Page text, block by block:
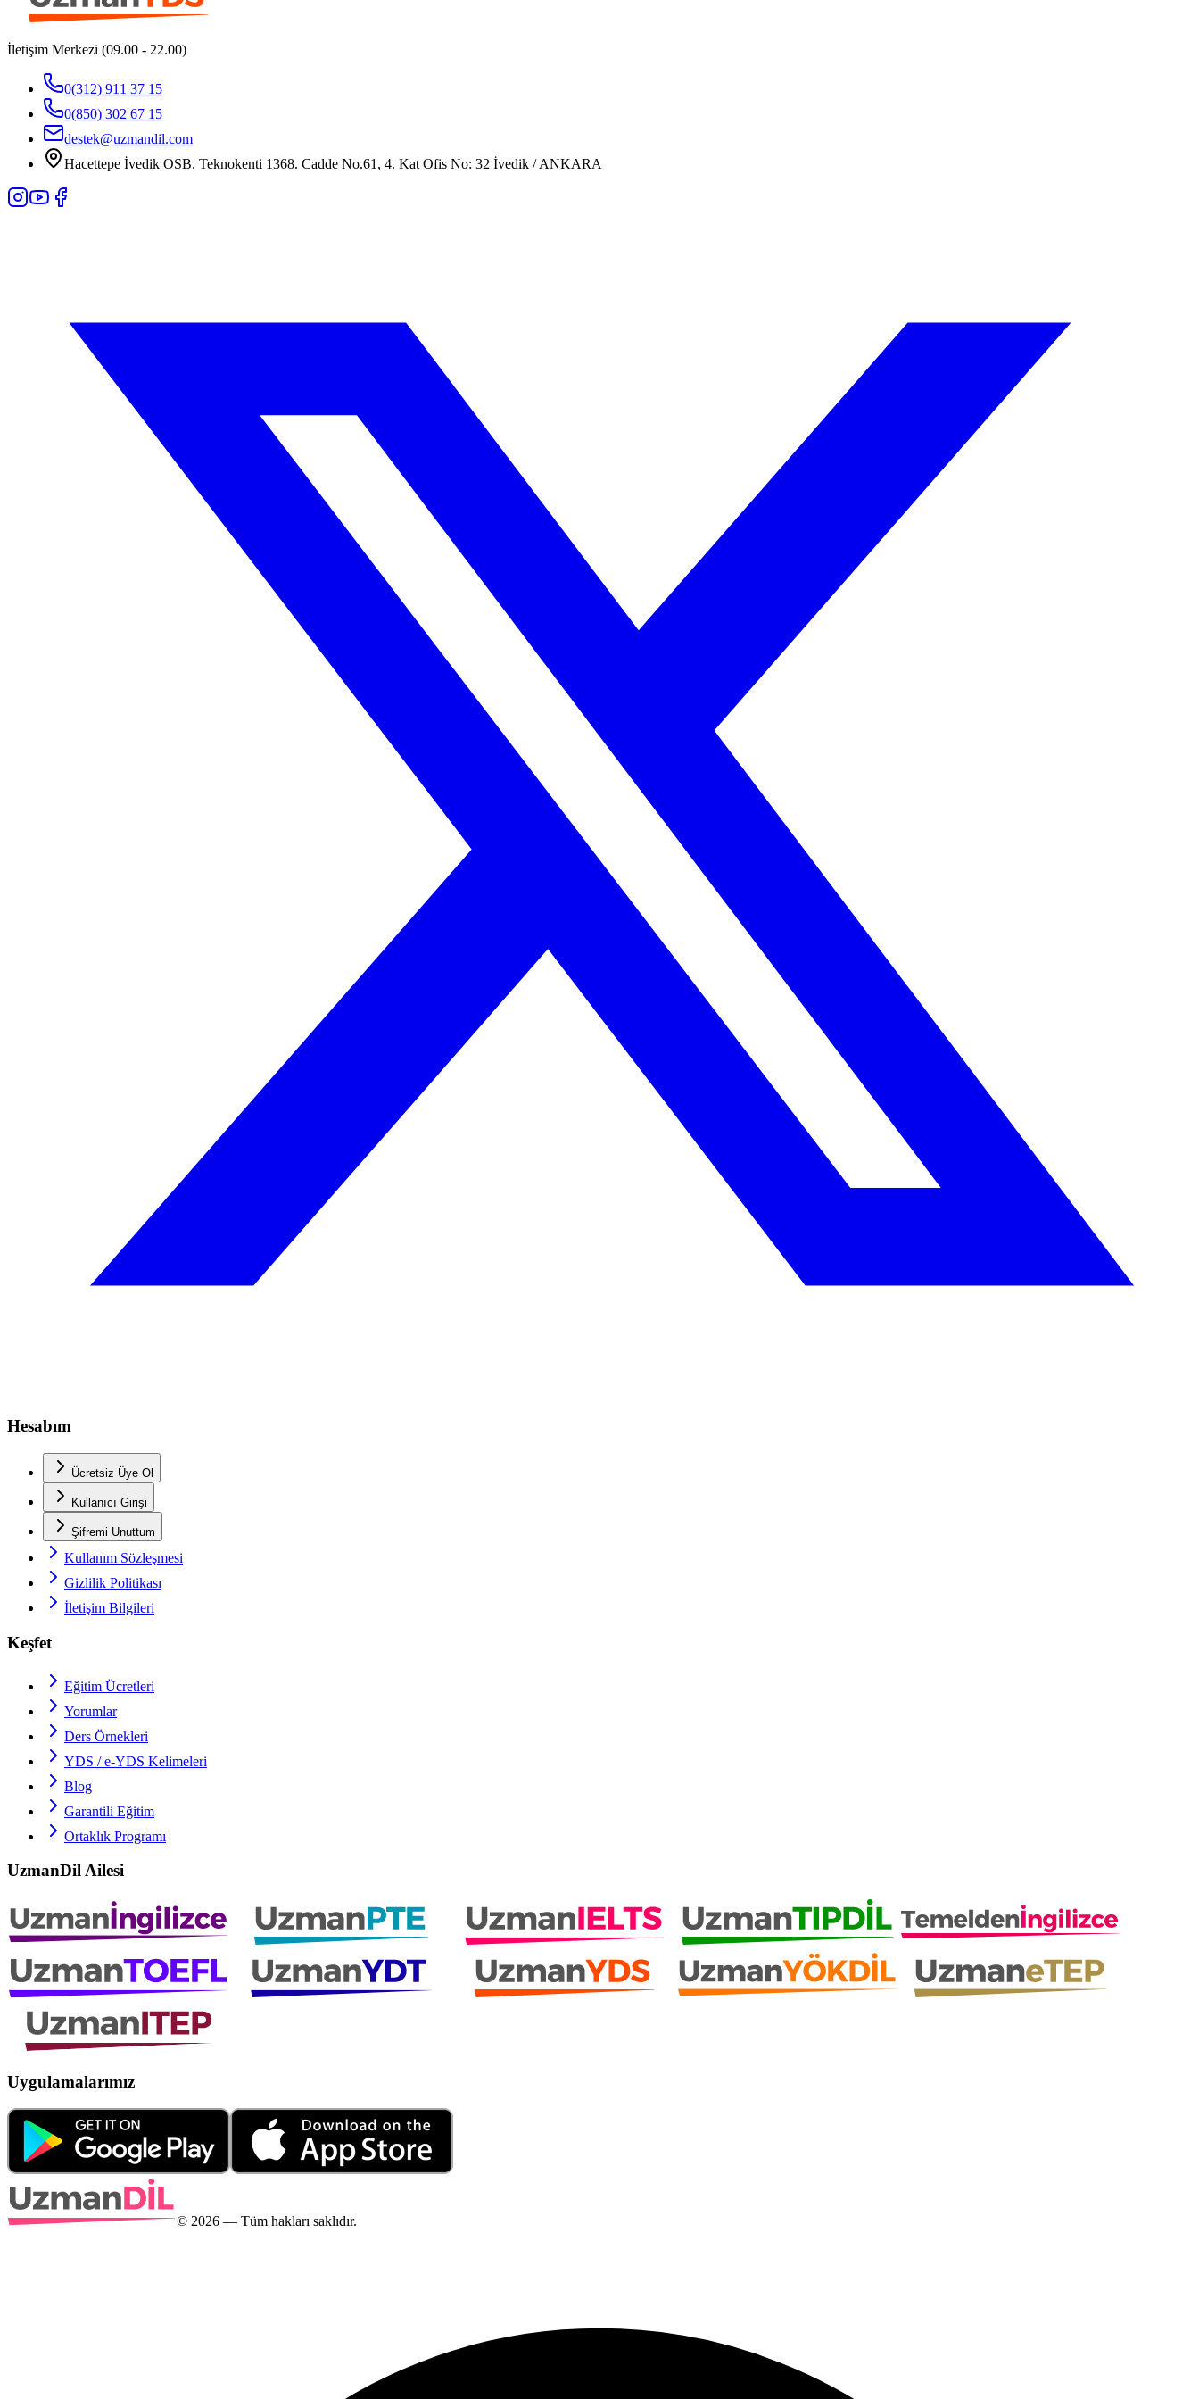
İletişim Merkezi (09.00 - 22.00)
0(312) 911 37 15
0(850) 302 67 15
destek@uzmandil.com
Hacettepe İvedik OSB. Teknokenti 1368. Cadde No.61, 4. Kat Ofis No: 32 İvedik / ANKARA
Hesabım
Ücretsiz Üye Ol
Kullanıcı Girişi
Şifremi Unuttum
Kullanım Sözleşmesi
Gizlilik Politikası
İletişim Bilgileri
Keşfet
Eğitim Ücretleri
Yorumlar
Ders Örnekleri
YDS / e-YDS Kelimeleri
Blog
Garantili Eğitim
Ortaklık Programı
UzmanDil Ailesi
Uygulamalarımız
© 2026 — Tüm hakları saklıdır.